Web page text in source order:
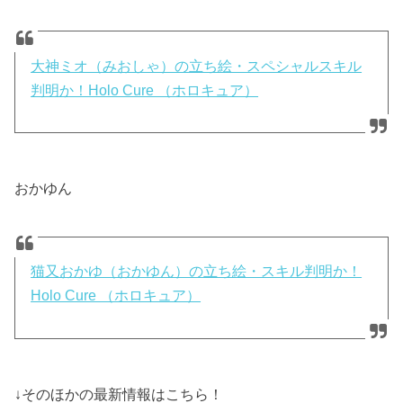
大神ミオ（みおしゃ）の立ち絵・スペシャルスキル
判明か！Holo Cure （ホロキュア）
おかゆん
猫又おかゆ（おかゆん）の立ち絵・スキル判明か！
Holo Cure （ホロキュア）
↓そのほかの最新情報はこちら！